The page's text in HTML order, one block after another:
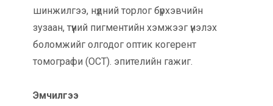
шинжилгээ, нүдний торлог бүрхэвчийн
зузаан, түүний пигментийн хэмжээг үнэлэх
боломжийг олгодог оптик когерент
томографи (OCT). эпителийн гажиг.
Эмчилгээ